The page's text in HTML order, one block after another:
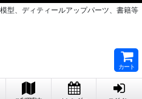
型、ディティールアップパーツ、書籍等
カート